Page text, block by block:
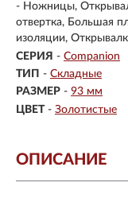
- Ножницы,
отвертка, Большая
изоляции,
СЕРИЯ - Companion
ТИП - Складные
РАЗМЕР - 93 мм
ЦВЕТ - Золотистые
ОПИСАНИЕ